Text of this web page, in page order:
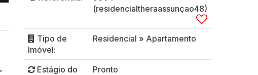
(residencialtheraassunçao48)
Tipo de
Imóvel:
Residencial » Apartamento
Estágio do
Pronto